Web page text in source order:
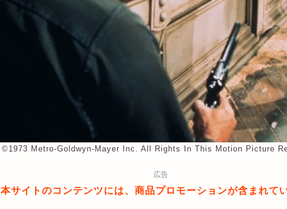
©︎1973 Metro-Goldwyn-Mayer Inc. All Rights In This Motion Picture
広告
本サイトのコンテンツには、商品プロモーションが含まれて